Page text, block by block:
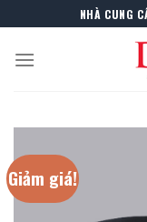
to
content
NHÀ CUNG
Giảm giá!